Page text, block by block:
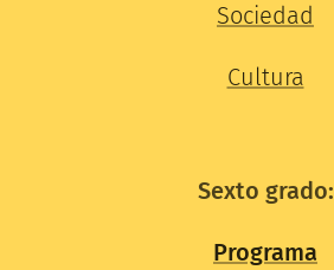
Sociedad
Cultura
Sexto grado:
Programa